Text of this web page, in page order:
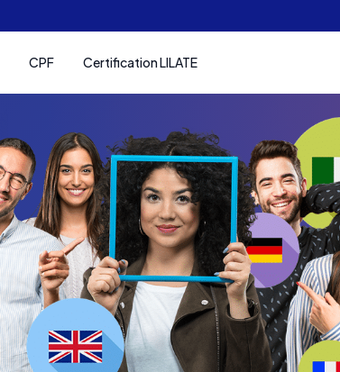
CPF Certification LILATE